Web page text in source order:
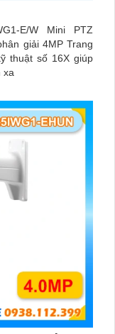
E/W Mini PTZ
giải 4MP Trang
thuật số 16X giúp
xa